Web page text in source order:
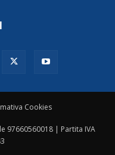
Cookies
97660560018 | Partita IVA